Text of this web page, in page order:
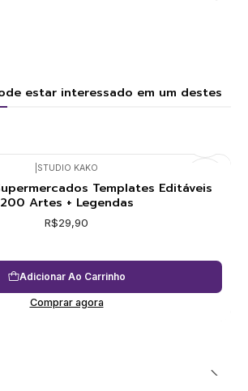
estar interessado em um destes
STUDIO KAKO
Templates Editáveis
200 Artes + Legendas
R$29,90
Adicionar Ao Carrinho
Comprar agora